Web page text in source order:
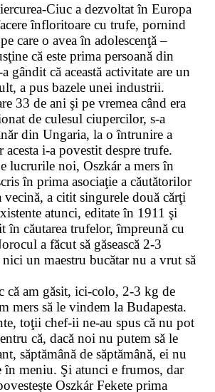
Ciuc a dezvoltat în Europa
înfloritoare cu trufe, pornind
care o avea în adolescenţă –
că este prima persoană din
gândit că această activitate are un
a pus bazele unei industrii.
33 de ani şi pe vremea când era
de culesul ciupercilor, s-a
din Ungaria, la o întrunire a
acesta i-a povestit despre trufe.
lucrurile noi, Oszkár a mers în
în prima asociaţie a căutătorilor
vecină, a citit singurele două cărţi
atunci, editate în 1911 şi
în căutarea trufelor, împreună cu
a făcut să găsească 2-3
un maestru bucătar nu a vrut să
că am găsit, ici-colo, 2-3 kg de
mers să le vindem la Budapesta.
toţii chef-ii ne-au spus că nu pot
că, dacă noi nu putem să le
săptămână de săptămână, ei nu
în meniu. Şi atunci e frumos, dar
Oszkár Fekete prima